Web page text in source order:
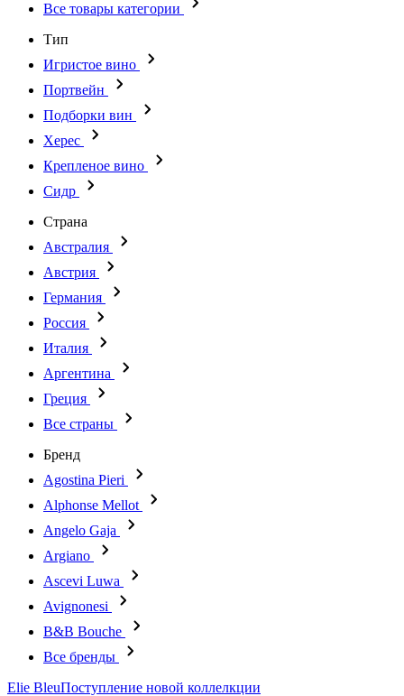
Все товары категории
Тип
Игристое вино
Портвейн
Подборки вин
Херес
Крепленое вино
Сидр
Страна
Австралия
Австрия
Германия
Россия
Италия
Аргентина
Греция
Все страны
Бренд
Agostina Pieri
Alphonse Mellot
Angelo Gaja
Argiano
Ascevi Luwa
Avignonesi
B&B Bouche
Все бренды
Elie BleuПоступление новой коллелкции